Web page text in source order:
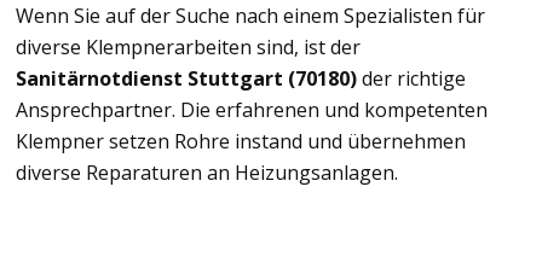
Wenn Sie auf der Suche nach einem Spezialisten für
diverse Klempnerarbeiten sind, ist der
Sanitärnotdienst Stuttgart (70180)der richtige
Ansprechpartner. Die erfahrenen und kompetenten
Klempner setzen Rohre instand und übernehmen
diverse Reparaturen an Heizungsanlagen.